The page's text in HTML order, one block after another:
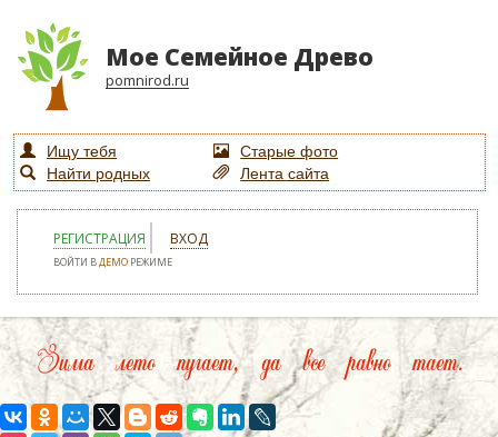
Мое Семейное Древо
pomnirod.ru
Ищу тебя
Старые фото
Найти родных
Лента сайта
РЕГИСТРАЦИЯ ВХОД
ВОЙТИ ВДЕМО РЕЖИМЕ
Зима лето пугает, да все равно тает.